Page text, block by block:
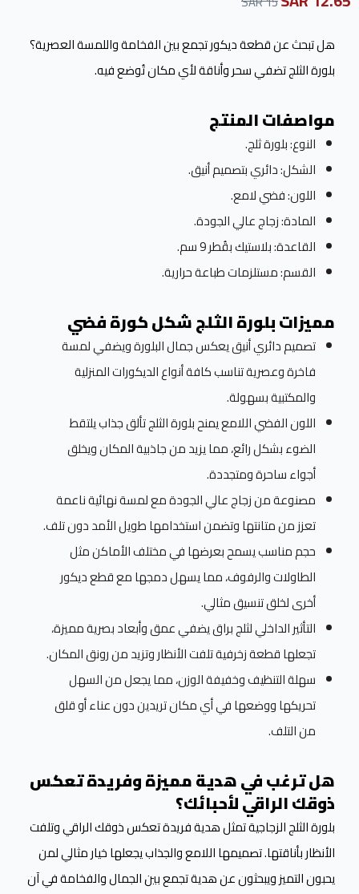
هل تبحث عن قطعة ديكور تجمع بين الفخامة واللمسة العصرية؟
بلورة الثلج تضفي سحر وأناقة لأي مكان تُوضع فيه.
مواصفات المنتج
النوع: بلورة ثلج.
الشكل: دائري بتصميم أنيق.
اللون: فضي لامع.
المادة: زجاج عالي الجودة.
القاعدة: بلاستيك بقُطر 9 سم.
القسم: مستلزمات طباعة حرارية.
مميزات بلورة الثلج شكل كورة فضي
تصميم دائري أنيق يعكس جمال البلورة ويضفي لمسة
فاخرة وعصرية تناسب كافة أنواع الديكورات المنزلية
والمكتبية بسهولة.
اللون الفضي اللامع يمنح بلورة الثلج تألق جذاب يلتقط
الضوء بشكل رائع، مما يزيد من جاذبية المكان ويخلق
أجواء ساحرة ومتجددة.
مصنوعة من زجاج عالي الجودة مع لمسة نهائية ناعمة
تعزز من متانتها وتضمن استخدامها طويل الأمد دون تلف.
حجم مناسب يسمح بعرضها في مختلف الأماكن مثل
الطاولات والرفوف، مما يسهل دمجها مع قطع ديكور
أخرى لخلق تنسيق مثالي.
التأثير الداخلي لثلج براق يضفي عمق وأبعاد بصرية مميزة،
تجعلها قطعة زخرفية تلفت الأنظار وتزيد من رونق المكان.
سهلة التنظيف وخفيفة الوزن، مما يجعل من السهل
تحريكها ووضعها في أي مكان تريدين دون عناء أو قلق
من التلف.
هل ترغب في هدية مميزة وفريدة تعكس
ذوقك الراقي لأحبائك؟
بلورة الثلج الزجاجية تمثل هدية فريدة تعكس ذوقك الراقي وتلفت
الأنظار بأناقتها. تصميمها اللامع والجذاب يجعلها خيار مثالي لمن
يحبون التميز ويبحثون عن هدية تجمع بين الجمال والفخامة في آن